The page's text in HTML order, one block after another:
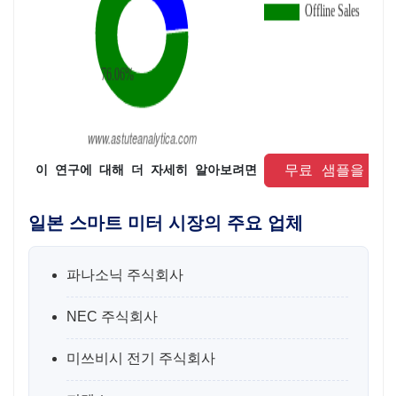
이 연구에 대해 더 자세히 알아보려면 무료 샘플을 요
일본 스마트 미터 시장의 주요 업체
파나소닉 주식회사
NEC 주식회사
미쓰비시 전기 주식회사